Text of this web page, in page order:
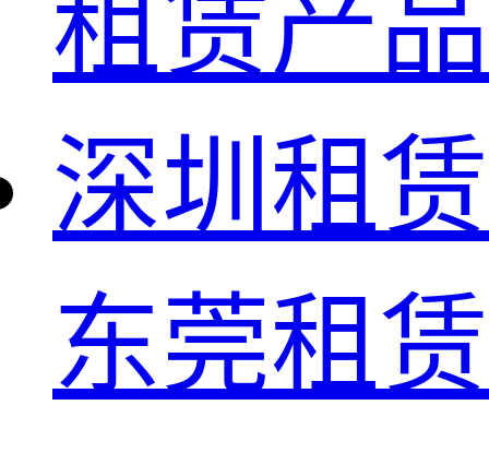
租赁产品
深圳租
东莞租